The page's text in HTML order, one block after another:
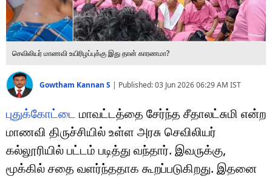
செவிலியர் மாணவி உயிரிழப்புக்கு இது தான் காரணமா?
Gowtham Kannan S | Published:03 Jun 2026 06:29 AM IST
புதுக்கோட்டை மாவட்டத்தை சேர்ந்த சீதாலட்சுமி என்ற
மாணவி திருச்சியில் உள்ள அரசு செவிலியர்
கல்லூரியில் பட்டம் படித்து வந்தார். இவருக்கு,
மூக்கில் சதை வளர்ந்ததாக கூறப்படுகிறது. இதனை